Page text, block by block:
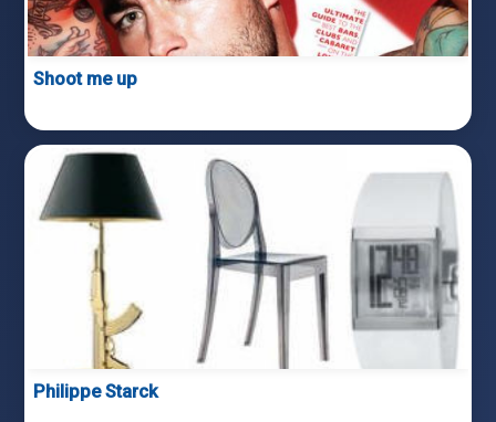
Shoot me up
Philippe Starck